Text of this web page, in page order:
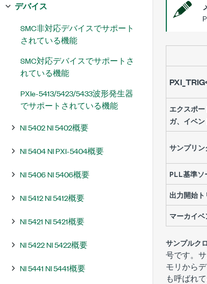
デバイス
SMC非対応デバイスでサポート
されている機能
SMC対応デバイスでサポートさ
れている機能
PXIe-5413/5423/5433波形発生器
でサポートされている機能
NI 5402 NI 5402概要
NI 5404 NI PXI-5404概要
NI 5406 NI 5406概要
NI 5412 NI 5412概要
NI 5421 NI 5421概要
NI 5422 NI 5422概要
NI 5441 NI 5441概要
エクスポ
ガ、イベン
サンプリ
PLL基準ソ
出力開始
マーカイベ
サンプルク
号です。
モリから
も呼ばれて